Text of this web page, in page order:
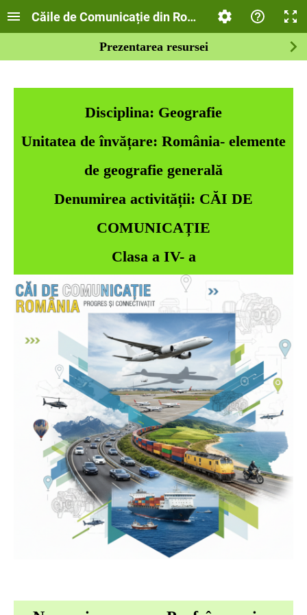
Căile de Comunicație din România!
Prezentarea resursei
Disciplina: Geografie
Unitatea de învățare: România- elemente
de geografie generală
Denumirea activității: CĂI DE
COMUNICAȚIE
Clasa a IV- a